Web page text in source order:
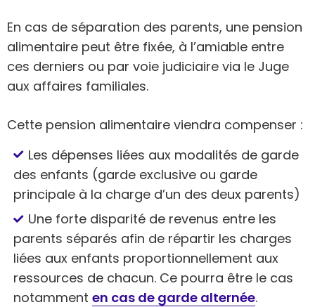
En cas de séparation des parents, une pension
alimentaire peut être fixée, à l’amiable entre
ces derniers ou par voie judiciaire via le Juge
aux affaires familiales.
Cette pension alimentaire viendra compenser :
Les dépenses liées aux modalités de garde
des enfants (garde exclusive ou garde
principale à la charge d’un des deux parents)
Une forte disparité de revenus entre les
parents séparés afin de répartir les charges
liées aux enfants proportionnellement aux
ressources de chacun. Ce pourra être le cas
notamment en cas de garde alternée.